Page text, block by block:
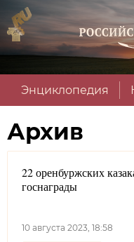
Энциклопедия
Архив
22 оренбуржских
госнаграды
10 августа 2023, 18:58